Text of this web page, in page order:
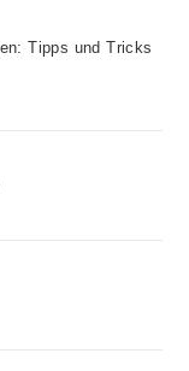
Tipps und Tricks